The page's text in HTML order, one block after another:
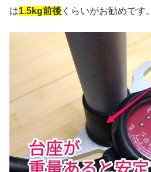
は1.5kg前後 くらいがお勧めです。